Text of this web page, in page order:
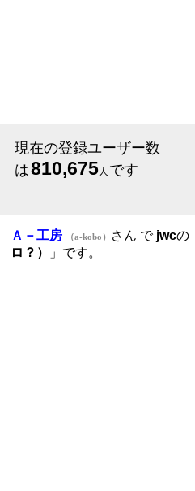
現在の登録ユーザー数
は810,675人 です
Ａ－工房 （a-kobo） さん で jwcの
ロ？）
」です。